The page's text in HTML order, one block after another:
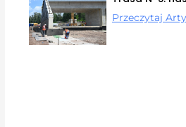
Przeczytaj